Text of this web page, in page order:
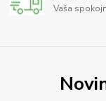
Vaša